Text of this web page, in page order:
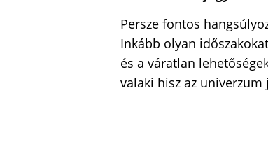
Persze fontos
Inkább olyan
és a váratlan
valaki hisz az